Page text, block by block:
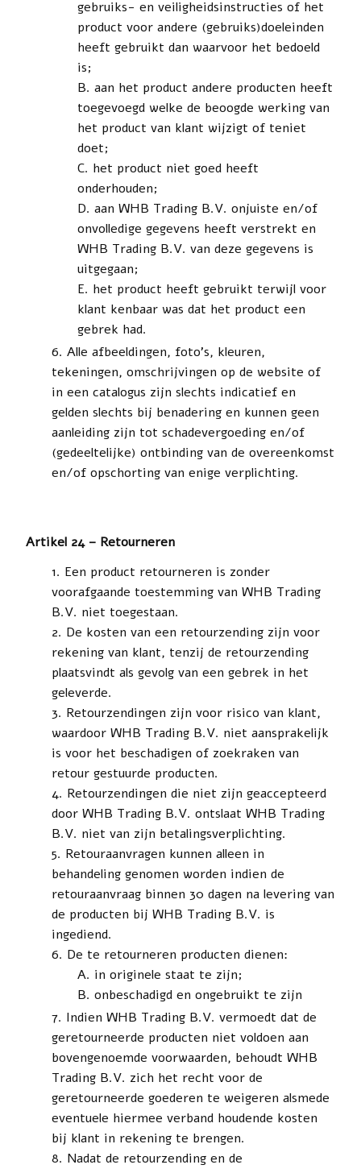
gebruiks- en veiligheidsinstructies of het
product voor andere (gebruiks)doeleinden
heeft gebruikt dan waarvoor het bedoeld
is;
aan het product andere producten heeft
toegevoegd welke de beoogde werking van
het product van klant wijzigt of teniet
doet;
het product niet goed heeft
onderhouden;
aan WHB Trading B.V. onjuiste en/of
onvolledige gegevens heeft verstrekt en
WHB Trading B.V. van deze gegevens is
uitgegaan;
het product heeft gebruikt terwijl voor
klant kenbaar was dat het product een
gebrek had.
Alle afbeeldingen, foto’s, kleuren,
tekeningen, omschrijvingen op de website of
in een catalogus zijn slechts indicatief en
gelden slechts bij benadering en kunnen geen
aanleiding zijn tot schadevergoeding en/of
(gedeeltelijke) ontbinding van de overeenkomst
en/of opschorting van enige verplichting.
Artikel 24 – Retourneren
Een product retourneren is zonder
voorafgaande toestemming van WHB Trading
B.V. niet toegestaan.
De kosten van een retourzending zijn voor
rekening van klant, tenzij de retourzending
plaatsvindt als gevolg van een gebrek in het
geleverde.
Retourzendingen zijn voor risico van klant,
waardoor WHB Trading B.V. niet aansprakelijk
is voor het beschadigen of zoekraken van
retour gestuurde producten.
Retourzendingen die niet zijn geaccepteerd
door WHB Trading B.V. ontslaat WHB Trading
B.V. niet van zijn betalingsverplichting.
Retouraanvragen kunnen alleen in
behandeling genomen worden indien de
retouraanvraag binnen 30 dagen na levering van
de producten bij WHB Trading B.V. is
ingediend.
De te retourneren producten dienen:
in originele staat te zijn;
onbeschadigd en ongebruikt te zijn
Indien WHB Trading B.V. vermoedt dat de
geretourneerde producten niet voldoen aan
bovengenoemde voorwaarden, behoudt WHB
Trading B.V. zich het recht voor de
geretourneerde goederen te weigeren alsmede
eventuele hiermee verband houdende kosten
bij klant in rekening te brengen.
Nadat de retourzending en de